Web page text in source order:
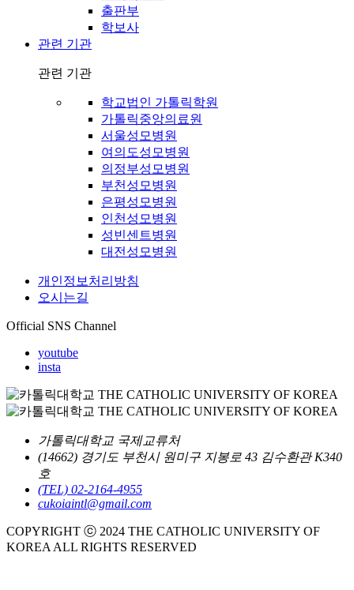
출판부
학보사
관련 기관
관련 기관
학교법인 가톨릭학원
가톨릭중앙의료원
서울성모병원
여의도성모병원
의정부성모병원
부천성모병원
은평성모병원
인천성모병원
성빈센트병원
대전성모병원
개인정보처리방침
오시는길
Official SNS Channel
youtube
insta
가톨릭대학교 국제교류처
(14662) 경기도 부천시 원미구 지봉로 43 김수환관 K340
호
(TEL) 02-2164-4955
cukoiaintl@gmail.com
COPYRIGHT ⓒ 2024 THE CATHOLIC UNIVERSITY OF
KOREA ALL RIGHTS RESERVED